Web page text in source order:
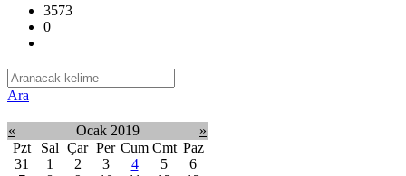
3573
0
Ara
« Ocak 2019
»
Pzt
Sal Çar Per Cum Cmt Paz
31
1 2 3 4 5
6